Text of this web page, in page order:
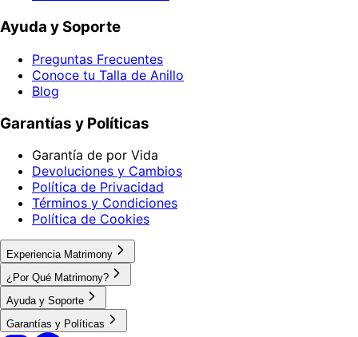
Ayuda y Soporte
Preguntas Frecuentes
Conoce tu Talla de Anillo
Blog
Garantías y Políticas
Garantía de por Vida
Devoluciones y Cambios
Política de Privacidad
Términos y Condiciones
Política de Cookies
Experiencia Matrimony
¿Por Qué Matrimony?
Ayuda y Soporte
Garantías y Políticas